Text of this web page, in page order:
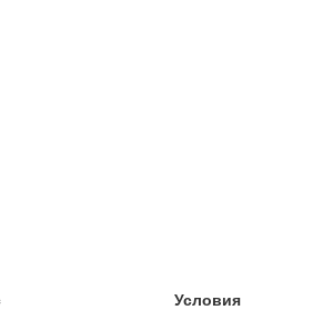
Условия